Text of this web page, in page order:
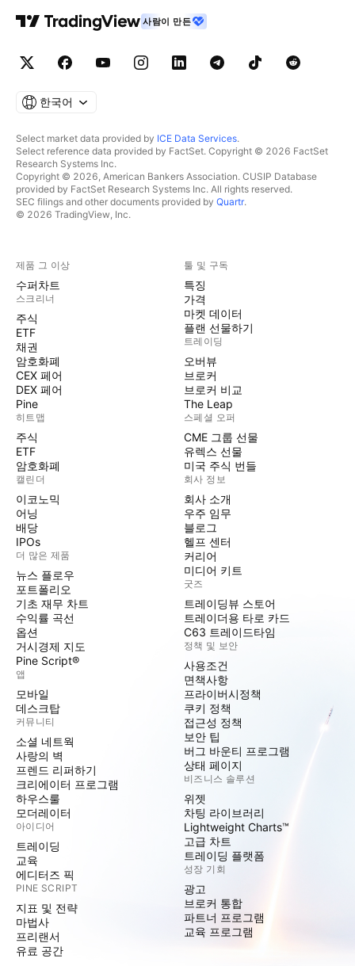
사람이 만든
한국어
Select market data provided by ICE Data Services.
Select reference data provided by FactSet. Copyright © 2026 FactSet
Research Systems Inc.
Copyright © 2026, American Bankers Association. CUSIP Database
provided by FactSet Research Systems Inc. All rights reserved.
SEC filings and other documents provided by Quartr.
© 2026 TradingView, Inc.
제품 그 이상
수퍼차트
스크리너
주식
ETF
채권
암호화폐
CEX 페어
DEX 페어
Pine
히트맵
주식
ETF
암호화폐
캘린더
이코노믹
어닝
배당
IPOs
더 많은 제품
뉴스 플로우
포트폴리오
기초 재무 차트
수익률 곡선
옵션
거시경제 지도
Pine Script®
앱
모바일
데스크탑
커뮤니티
소셜 네트웍
사랑의 벽
프렌드 리퍼하기
크리에이터 프로그램
하우스룰
모더레이터
아이디어
트레이딩
교육
에디터즈 픽
PINE SCRIPT
지표 및 전략
마법사
프리랜서
유료 공간
툴 및 구독
특징
가격
마켓 데이터
플랜 선물하기
트레이딩
오버뷰
브로커
브로커 비교
The Leap
스페셜 오퍼
CME 그룹 선물
유렉스 선물
미국 주식 번들
회사 정보
회사 소개
우주 임무
블로그
헬프 센터
커리어
미디어 키트
굿즈
트레이딩뷰 스토어
트레이더용 타로 카드
C63 트레이드타임
정책 및 보안
사용조건
면책사항
프라이버시정책
쿠키 정책
접근성 정책
보안 팁
버그 바운티 프로그램
상태 페이지
비즈니스 솔루션
위젯
차팅 라이브러리
Lightweight Charts™
고급 차트
트레이딩 플랫폼
성장 기회
광고
브로커 통합
파트너 프로그램
교육 프로그램